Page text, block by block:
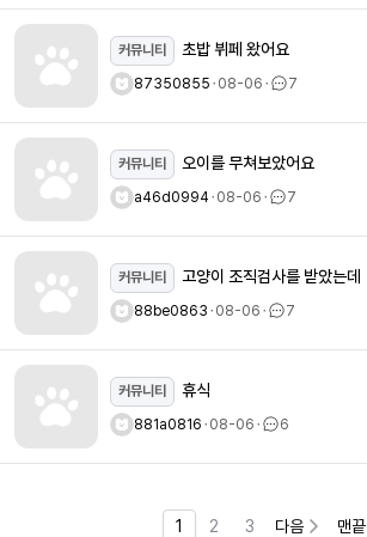
커뮤니티 초밥 뷔페 왔어요
87350855ㆍ08-06ㆍ 7
커뮤니티 오이를 무쳐보았어요
a46d0994ㆍ08-06ㆍ 7
커뮤니티 고양이 조직검사를 받았는데
88be0863ㆍ08-06ㆍ 7
커뮤니티 휴식
881a0816ㆍ08-06ㆍ 6
1 2 3 다음 맨끝